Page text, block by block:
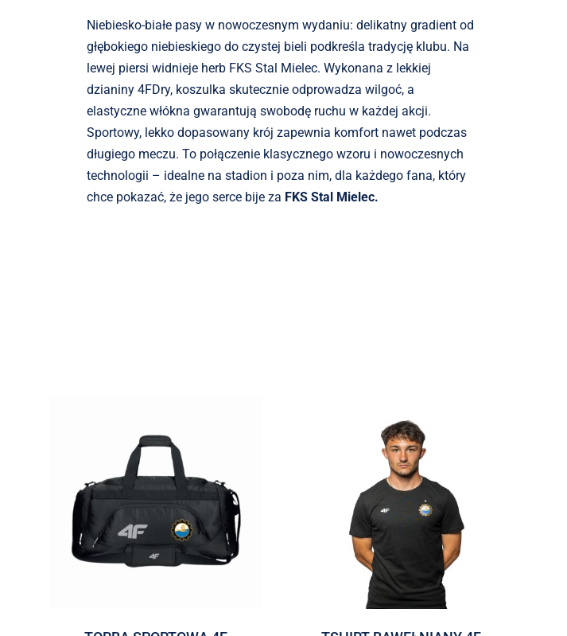
Niebiesko-białe pasy w nowoczesnym wydaniu: delikatny gradient od
głębokiego niebieskiego do czystej bieli podkreśla tradycję klubu. Na
lewej piersi widnieje herb FKS Stal Mielec. Wykonana z lekkiej
dzianiny 4FDry, koszulka skutecznie odprowadza wilgoć, a
elastyczne włókna gwarantują swobodę ruchu w każdej akcji.
Sportowy, lekko dopasowany krój zapewnia komfort nawet podczas
długiego meczu. To połączenie klasycznego wzoru i nowoczesnych
technologii – idealne na stadion i poza nim, dla każdego fana, który
chce pokazać, że jego serce bije za FKS Stal Mielec.